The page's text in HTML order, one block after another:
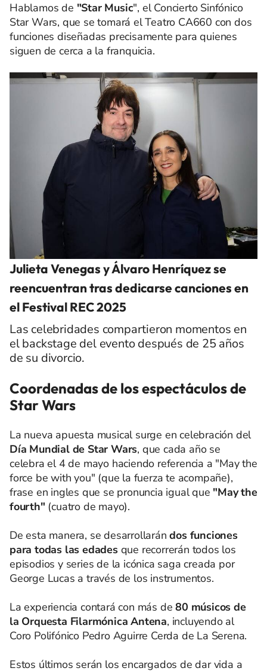
Hablamos de "Star Music", el Concierto Sinfónico
Star Wars, que se tomará el Teatro CA660 con dos
funciones diseñadas precisamente para quienes
siguen de cerca a la franquicia.
Julieta Venegas y Álvaro Henríquez se
reencuentran tras dedicarse canciones en
el Festival REC 2025
Las celebridades compartieron momentos en
el backstage del evento después de 25 años
de su divorcio.
Coordenadas de los espectáculos de
Star Wars
La nueva apuesta musical surge en celebración del
Día Mundial de Star Wars, que cada año se
celebra el 4 de mayo haciendo referencia a "May the
force be with you" (que la fuerza te acompañe),
frase en ingles que se pronuncia igual que "May the
fourth" (cuatro de mayo).
De esta manera, se desarrollarándos funciones
para todas las edadesque recorrerán todos los
episodios y series de la icónica saga creada por
George Lucas a través de los instrumentos.
La experiencia contará con más de 80 músicos de
la Orquesta Filarmónica Antena, incluyendo al
Coro Polifónico Pedro Aguirre Cerda de La Serena.
Estos últimos serán los encargados de dar vida a